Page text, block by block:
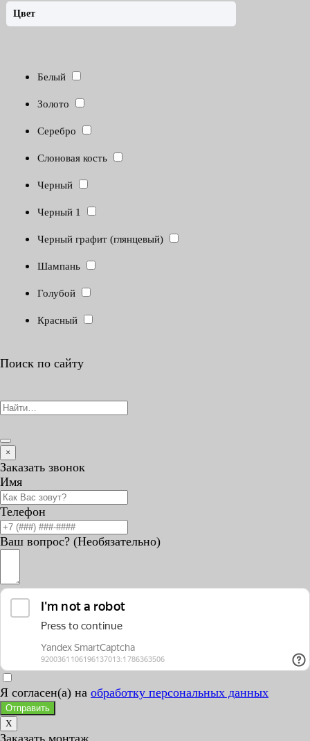
Цвет
Белый
Золото
Серебро
Слоновая кость
Черный
Черный 1
Черный графит (глянцевый)
Шампань
Голубой
Красный
Поиск по сайту
for:
×
Заказать звонок
Имя
Телефон
Ваш вопрос? (Необязательно)
Я согласен(а) на обработку персональных данных
Отправить
X